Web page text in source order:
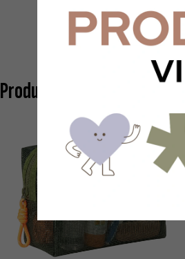
Productos similares